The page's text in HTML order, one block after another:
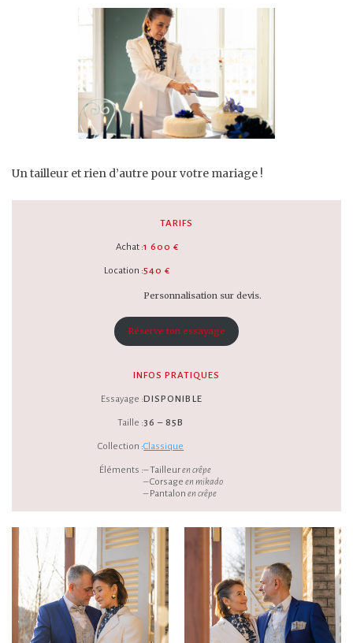
Un tailleur et rien d’autre pour votre mariage !
TARIFS
Achat :
Location :
1 600 €
540 €
Personnalisation sur devis.
Réserve ton essayage
INFOS PRATIQUES
Essayage :
Taille :
Collection :
Éléments :
DISPONIBLE
36 – 85B
Classique
– Tailleuren crêpe
– Corsageen mikado
– Pantalonen crêpe